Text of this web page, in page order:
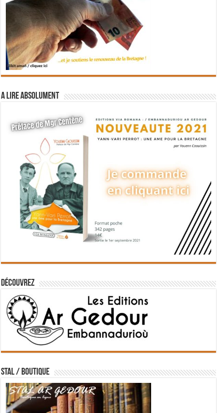
A lire absolument
Découvrez
STAL / BOUTIQUE